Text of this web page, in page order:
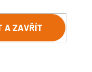
A ZAVŘÍT
GPS+